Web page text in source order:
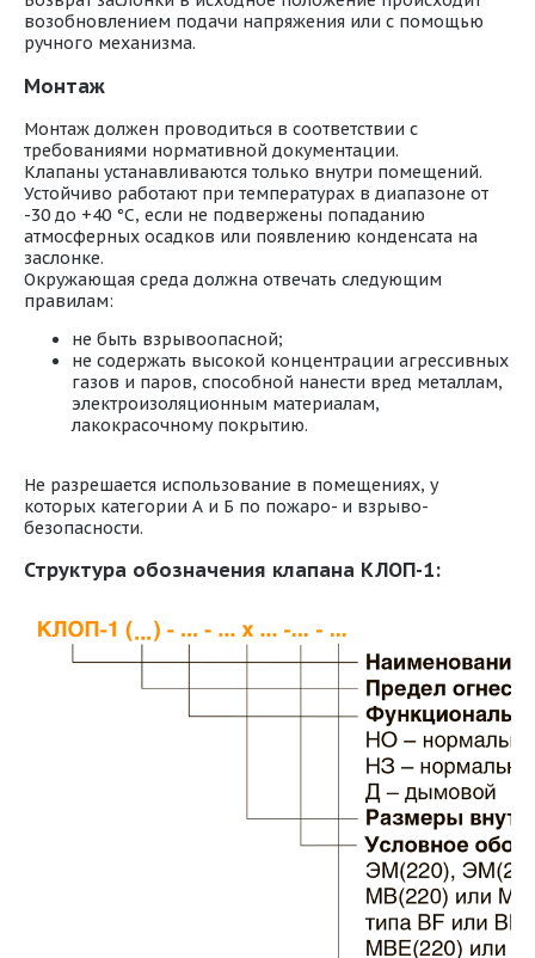
возобновлением подачи напряжения или с помощью
ручного механизма.
Монтаж
Монтаж должен проводиться в соответствии с
требованиями нормативной документации.
Клапаны устанавливаются только внутри помещений.
Устойчиво работают при температурах в диапазоне от
-30 до +40 °С, если не подвержены попаданию
атмосферных осадков или появлению конденсата на
заслонке.
Окружающая среда должна отвечать следующим
правилам:
не быть взрывоопасной;
не содержать высокой концентрации агрессивных
газов и паров, способной нанести вред металлам,
электроизоляционным материалам,
лакокрасочному покрытию.
Не разрешается использование в помещениях, у
которых категории А и Б по пожаро- и взрыво-
безопасности.
Структура обозначения клапана КЛОП-1: